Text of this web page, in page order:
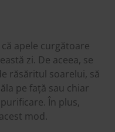
apele curgătoare
zi. De aceea, se
răsăritul soarelui, să
pe față sau chiar
În plus,
mod.